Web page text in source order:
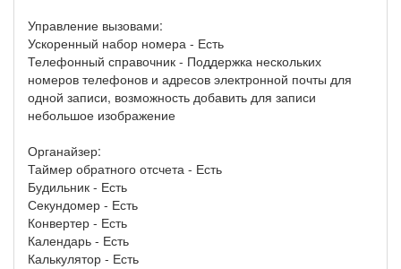
Управление вызовами:
Ускоренный набор номера - Есть
Телефонный справочник - Поддержка нескольких
номеров телефонов и адресов электронной почты для
одной записи, возможность добавить для записи
небольшое изображение
Органайзер:
Таймер обратного отсчета - Есть
Будильник - Есть
Секундомер - Есть
Конвертер - Есть
Календарь - Есть
Калькулятор - Есть